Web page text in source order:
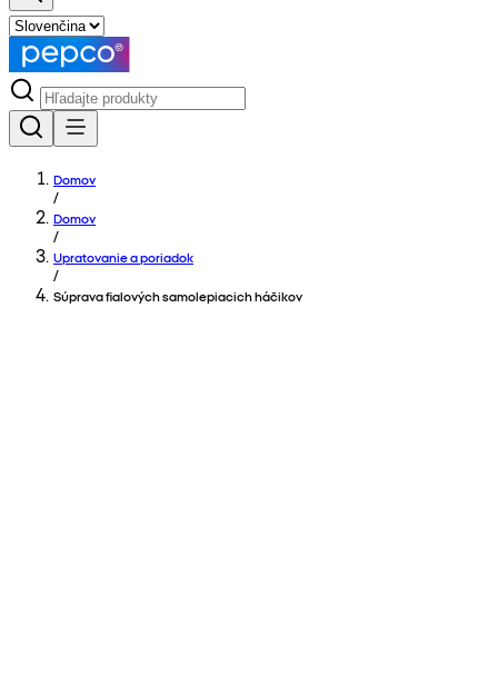
Domov
/
Domov
/
Upratovanie a poriadok
/
Súprava fialových samolepiacich háčikov